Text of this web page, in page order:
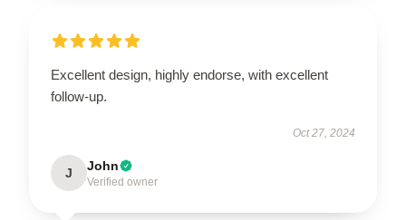
Excellent design, highly endorse, with excellent
follow-up.
Oct 27, 2024
J John
Verified owner